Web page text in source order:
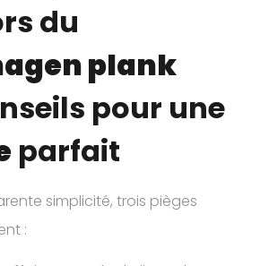
du
plank
pour une
parfait
simplicité, trois pièges
: